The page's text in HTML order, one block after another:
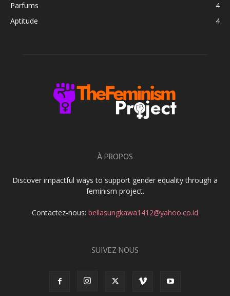
Parfums
4
Aptitude
4
À PROPOS
Discover impactful ways to support gender equality through a
feminism project.
Contactez-nous: bellasungkawa1412@yahoo.co.id
SUIVEZ NOUS